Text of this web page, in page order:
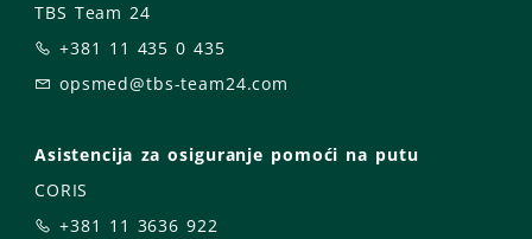
TBS Team 24
+381 11 435 0 435
opsmed@tbs-team24.com
Asistencija za osiguranje pomoći na putu
CORIS
+381 11 3636 922